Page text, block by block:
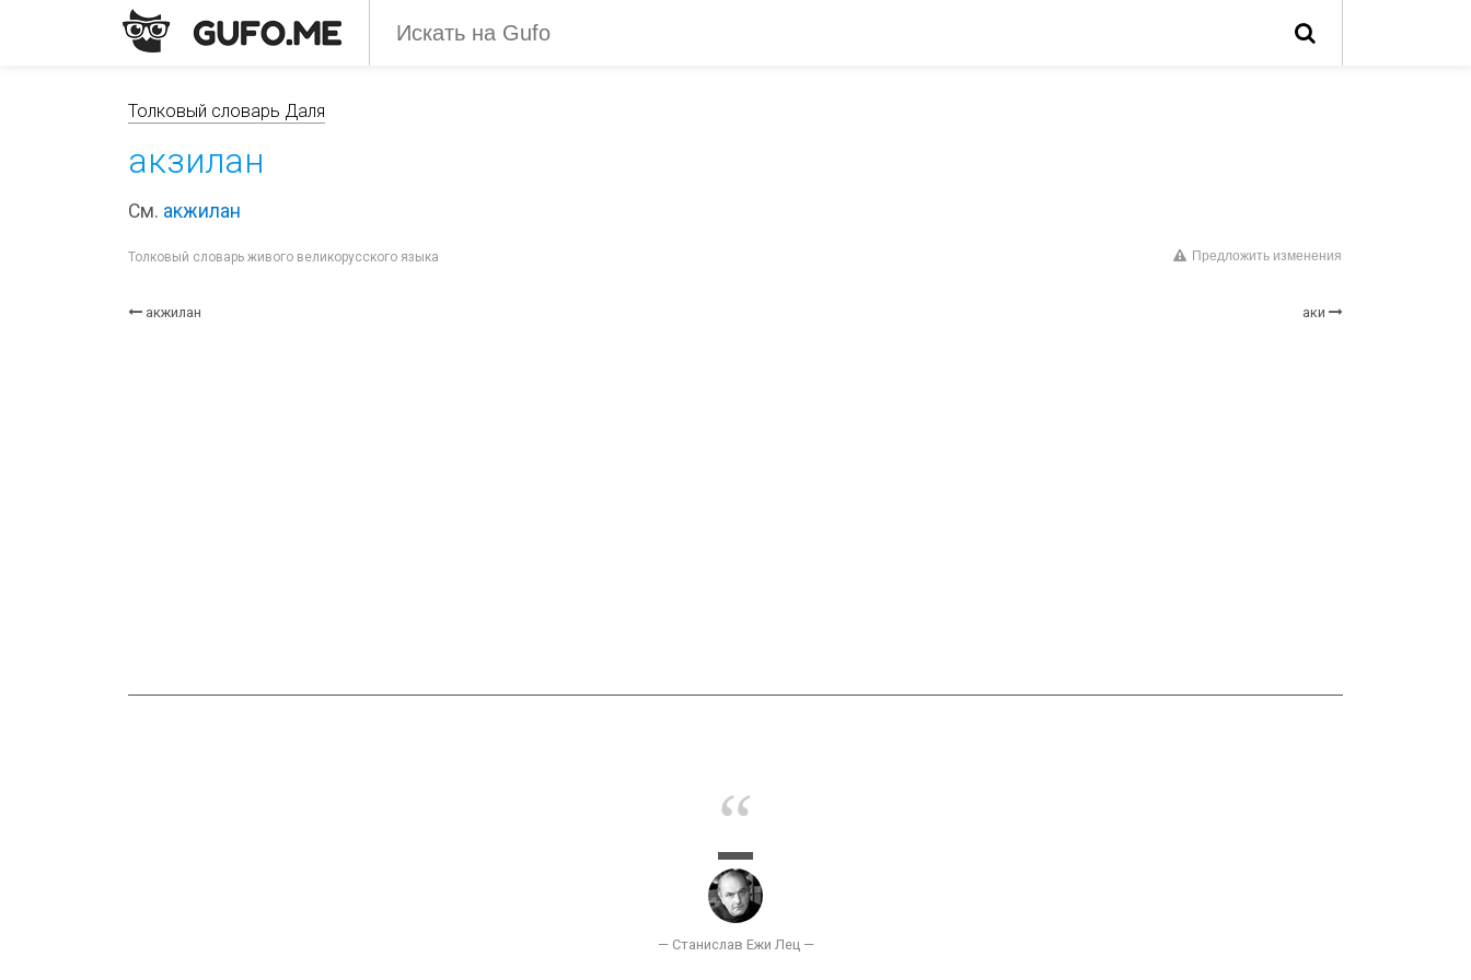
Толковый словарь Даля
акзилан
См. акжилан
Толковый словарь живого великорусского языка Предложить изменения
акжилан аки